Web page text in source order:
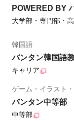
POWERED BY
大学部・専門部・
韓国語
バンタン韓国語
キャリア
ゲーム・イラスト
バンタン中等部
中等部